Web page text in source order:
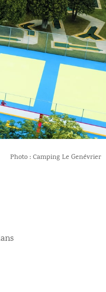
Photo : Camping Le Genévrier